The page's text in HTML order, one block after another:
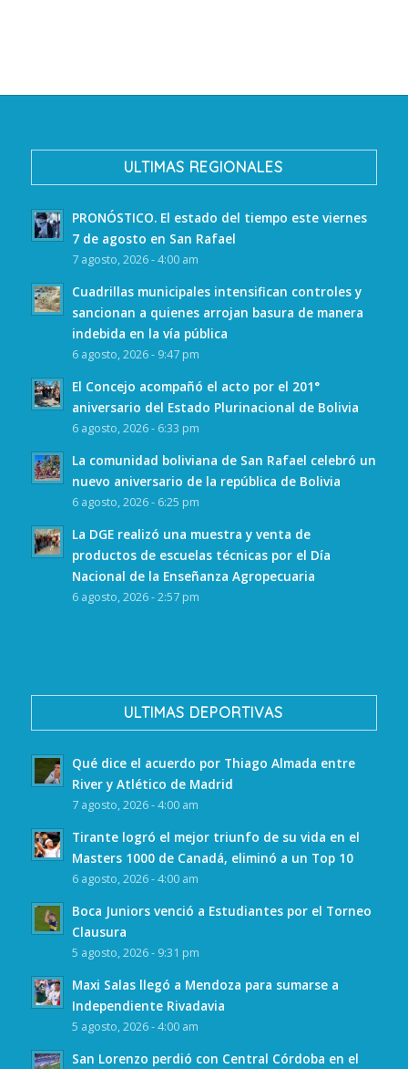
ULTIMAS REGIONALES
PRONÓSTICO. El estado del tiempo este viernes
7 de agosto en San Rafael
7 agosto, 2026 - 4:00 am
Cuadrillas municipales intensifican controles y
sancionan a quienes arrojan basura de manera
indebida en la vía pública
6 agosto, 2026 - 9:47 pm
El Concejo acompañó el acto por el 201°
aniversario del Estado Plurinacional de Bolivia
6 agosto, 2026 - 6:33 pm
La comunidad boliviana de San Rafael celebró un
nuevo aniversario de la república de Bolivia
6 agosto, 2026 - 6:25 pm
La DGE realizó una muestra y venta de
productos de escuelas técnicas por el Día
Nacional de la Enseñanza Agropecuaria
6 agosto, 2026 - 2:57 pm
ULTIMAS DEPORTIVAS
Qué dice el acuerdo por Thiago Almada entre
River y Atlético de Madrid
7 agosto, 2026 - 4:00 am
Tirante logró el mejor triunfo de su vida en el
Masters 1000 de Canadá, eliminó a un Top 10
6 agosto, 2026 - 4:00 am
Boca Juniors venció a Estudiantes por el Torneo
Clausura
5 agosto, 2026 - 9:31 pm
Maxi Salas llegó a Mendoza para sumarse a
Independiente Rivadavia
5 agosto, 2026 - 4:00 am
San Lorenzo perdió con Central Córdoba en el